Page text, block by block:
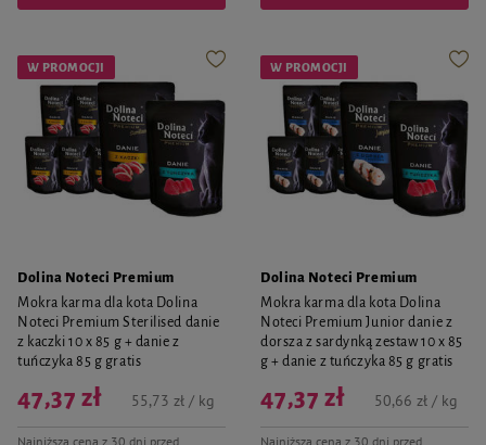
W PROMOCJI
Dolina Noteci Premium
Mokra karma dla kota Dolina
Noteci Premium Sterilised danie
z kaczki 10 x 85 g + danie z
tuńczyka 85 g gratis
Najniższa cena z 30 dni przed
47,37 zł 55,73 zł / kg
W PROMOCJI
Dolina Noteci Premium
Mokra karma dla kota Dolina
Noteci Premium Junior danie z
dorsza z sardynką zestaw 10 x 85
g + danie z tuńczyka 85 g gratis
Najniższa cena z 30 dni przed
47,37 zł 50,66 zł / kg